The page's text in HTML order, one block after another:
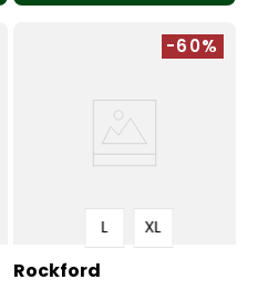
-60%
L XL
Rockford